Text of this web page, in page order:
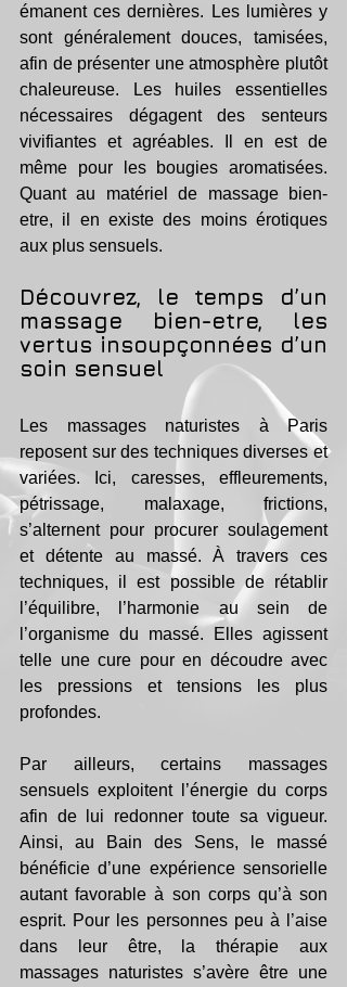
émanent ces dernières. Les lumières y
sont généralement douces, tamisées,
afin de présenter une atmosphère plutôt
chaleureuse. Les huiles essentielles
nécessaires dégagent des senteurs
vivifiantes et agréables. Il en est de
même pour les bougies aromatisées.
Quant au matériel de massage bien-
etre, il en existe des moins érotiques
aux plus sensuels.
Découvrez, le temps d’un
massage bien-etre, les
vertus insoupçonnées d’un
soin sensuel
Les massages naturistes à Paris
reposent sur des techniques diverses et
variées. Ici, caresses, effleurements,
pétrissage, malaxage, frictions,
s’alternent pour procurer soulagement
et détente au massé. À travers ces
techniques, il est possible de rétablir
l’équilibre, l’harmonie au sein de
l’organisme du massé. Elles agissent
telle une cure pour en découdre avec
les pressions et tensions les plus
profondes.
Par ailleurs, certains massages
sensuels exploitent l’énergie du corps
afin de lui redonner toute sa vigueur.
Ainsi, au Bain des Sens, le massé
bénéficie d’une expérience sensorielle
autant favorable à son corps qu’à son
esprit. Pour les personnes peu à l’aise
dans leur être, la thérapie aux
massages naturistes s’avère être une